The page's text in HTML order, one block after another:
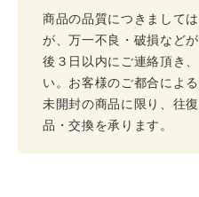
商品の品質につきまして
が、万一不良・破損など
後３日以内にご連絡頂き
い。お客様のご都合によ
未開封の商品に限り、往
品・交換を承ります。